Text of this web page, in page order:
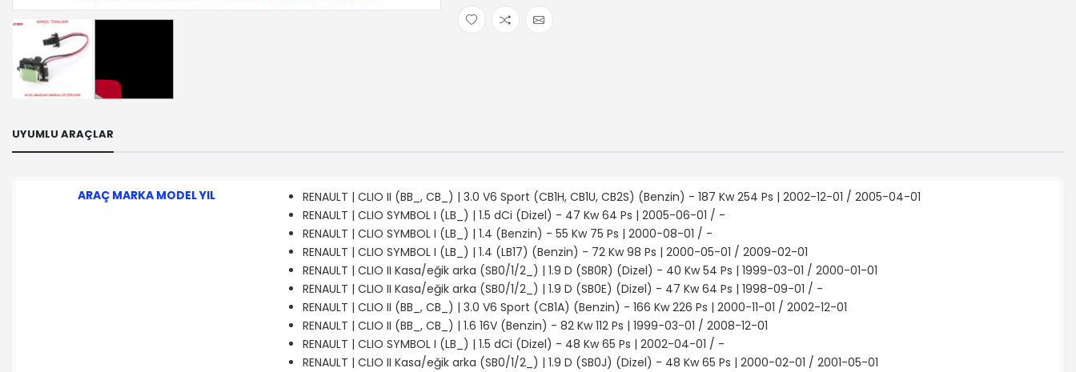
UYUMLU ARAÇLAR
ARAÇ MARKA MODEL YIL
RENAULT | CLIO II (BB_, CB_) | 3.0 V6 Sport (CB1H, CB1U, CB2S) (Benzin) - 187 Kw 254 Ps | 2002-12-01 / 2005-04-01
RENAULT | CLIO SYMBOL I (LB_) | 1.5 dCi (Dizel) - 47 Kw 64 Ps | 2005-06-01 / -
RENAULT | CLIO SYMBOL I (LB_) | 1.4 (Benzin) - 55 Kw 75 Ps | 2000-08-01 / -
RENAULT | CLIO SYMBOL I (LB_) | 1.4 (LB17) (Benzin) - 72 Kw 98 Ps | 2000-05-01 / 2009-02-01
RENAULT | CLIO II Kasa/eğik arka (SB0/1/2_) | 1.9 D (SB0R) (Dizel) - 40 Kw 54 Ps | 1999-03-01 / 2000-01-01
RENAULT | CLIO II Kasa/eğik arka (SB0/1/2_) | 1.9 D (SB0E) (Dizel) - 47 Kw 64 Ps | 1998-09-01 / -
RENAULT | CLIO II (BB_, CB_) | 3.0 V6 Sport (CB1A) (Benzin) - 166 Kw 226 Ps | 2000-11-01 / 2002-12-01
RENAULT | CLIO II (BB_, CB_) | 1.6 16V (Benzin) - 82 Kw 112 Ps | 1999-03-01 / 2008-12-01
RENAULT | CLIO SYMBOL I (LB_) | 1.5 dCi (Dizel) - 48 Kw 65 Ps | 2002-04-01 / -
RENAULT | CLIO II Kasa/eğik arka (SB0/1/2_) | 1.9 D (SB0J) (Dizel) - 48 Kw 65 Ps | 2000-02-01 / 2001-05-01